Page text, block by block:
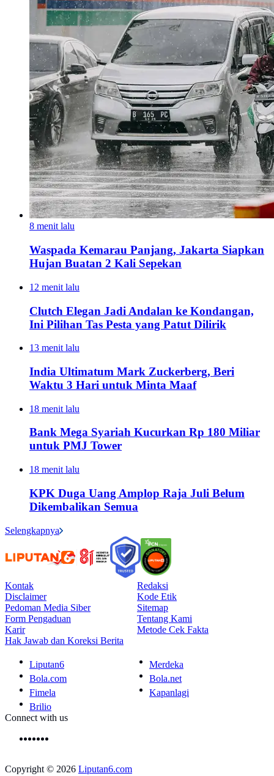
8 menit lalu
Waspada Kemarau Panjang, Jakarta Siapkan
Hujan Buatan 2 Kali Sepekan
12 menit lalu
Clutch Elegan Jadi Andalan ke Kondangan,
Ini Pilihan Tas Pesta yang Patut Dilirik
13 menit lalu
India Ultimatum Mark Zuckerberg, Beri
Waktu 3 Hari untuk Minta Maaf
18 menit lalu
Bank Mega Syariah Kucurkan Rp 180 Miliar
untuk PMJ Tower
18 menit lalu
KPK Duga Uang Amplop Raja Juli Belum
Dikembalikan Semua
Selengkapnya
Kontak
Redaksi
Disclaimer
Kode Etik
Pedoman Media Siber
Sitemap
Form Pengaduan
Tentang Kami
Karir
Metode Cek Fakta
Hak Jawab dan Koreksi Berita
Liputan6
Merdeka
Bola.com
Bola.net
Fimela
Kapanlagi
Brilio
Connect with us
Copyright © 2026 Liputan6.com